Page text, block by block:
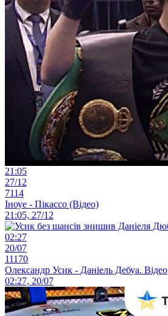
21:05
27/12
7114
Іноуе - Пікассо (Відео)
21:05, 27/12
02:27
20/07
11170
Олександр Усик - Даніель Дебуа. Відео
02:27, 20/07